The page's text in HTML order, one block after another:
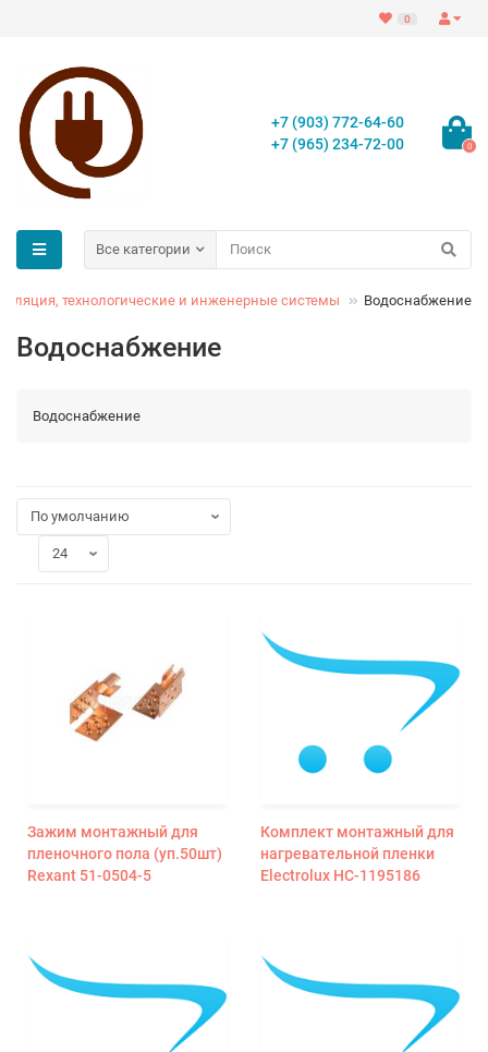
0
+7 (903) 772-64-60
+7 (965) 234-72-00
0
Все категории
технологические и инженерные системы Водоснабжение
Водоснабжение
Водоснабжение
Зажим монтажный для
пленочного пола (уп.50шт)
Rexant 51-0504-5
Комплект монтажный для
нагревательной пленки
Electrolux НС-1195186